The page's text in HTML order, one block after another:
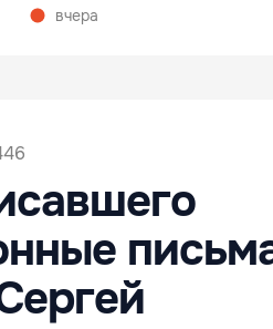
вчера